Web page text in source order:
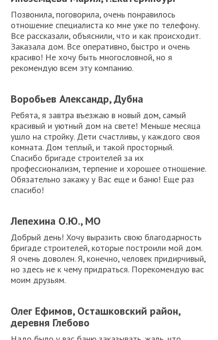
Позвонила, поговорила, очень понравилось
отношение специалиста ко мне уже по телефону.
Все рассказали, объяснили, что и как происходит.
Заказала дом. Все оперативно, быстро и очень
красиво! Не хочу быть многословной, но я
рекомендую всем эту компанию.
Воробьев Александр, Дубна
Ребята, я завтра въезжаю в новый дом, самый
красивый и уютный дом на свете! Меньше месяца
ушло на стройку. Дети счастливы, у каждого своя
комната. Дом теплый, и такой просторный.
Спасибо бригаде строителей за их
профессионализм, терпение и хорошее отношение.
Обязательно закажу у Вас еще и баню! Еще раз
спасибо!
Лепехина О.Ю., МО
Добрый день! Хочу выразить свою благодарность
бригаде строителей, которые построили мой дом.
Я очень доволен. Я, конечно, человек придирчивый,
но здесь не к чему придраться. Порекомендую вас
моим друзьям.
Олег Ефимов, Осташковский район,
деревня Глебово